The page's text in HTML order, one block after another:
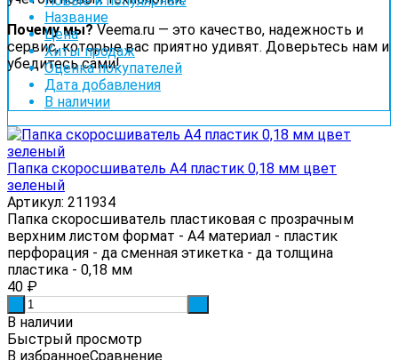
Почему мы?Veema.ru — это качество, надежность и
сервис, которые вас приятно удивят. Доверьтесь нам и
убедитесь сами!
Название
Цена
Хиты продаж
Оценка покупателей
Дата добавления
В наличии
Папка скоросшиватель А4 пластик 0,18 мм цвет
зеленый
Артикул: 211934
Папка скоросшиватель пластиковая с прозрачным
верхним листом формат - А4 материал - пластик
перфорация - да сменная этикетка - да толщина
пластика - 0,18 мм
40 ₽
В наличии
Быстрый просмотр
В избранноеСравнение